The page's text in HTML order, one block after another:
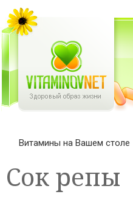
Витамины на Вашем столе
Сок репы